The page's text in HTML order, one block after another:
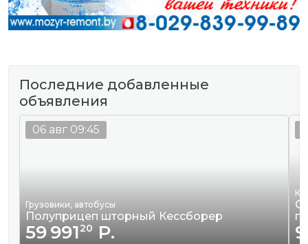
Последние добавленные
объявления
Грузовики, автобусы
Полуприцеп шторный Кессборер
59 99120Р.
06 авг 09:45